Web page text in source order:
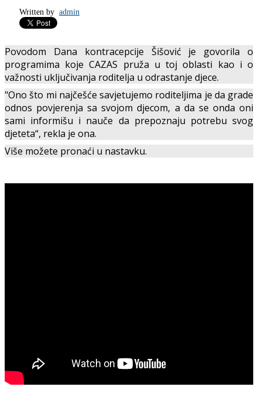
Written by admin
Povodom Dana kontracepcije Šišović je govorila o
programima koje CAZAS pruža u toj oblasti kao i o
važnosti uključivanja roditelja u odrastanje djece.
"Ono što mi najčešće savjetujemo roditeljima je da grade
odnos povjerenja sa svojom djecom, a da se onda oni
sami informišu i nauče da prepoznaju potrebu svog
djeteta“, rekla je ona.
Više možete pronaći u nastavku.